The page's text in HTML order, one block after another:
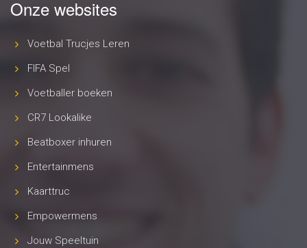
Onze websites
Voetbal Trucjes Leren
FIFA Spel
Voetballer boeken
CR7 Lookalike
Beatboxer inhuren
Entertainmens
Kaarttruc
Empowermens
Jouw Speeltuin